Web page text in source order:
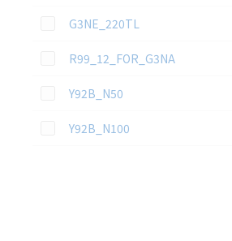
この資料を選択
G3NE_220TL
この資料を選択
R99_12_FOR_G3NA
この資料を選択
Y92B_N50
この資料を選択
Y92B_N100